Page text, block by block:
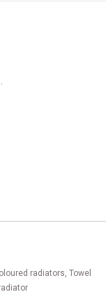
radiators, Towel